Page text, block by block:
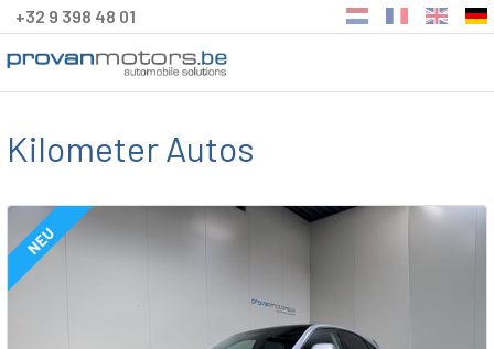
+32 9 398 48 01
Kilometer Autos
NEU